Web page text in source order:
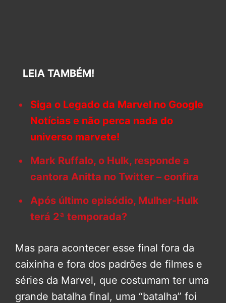
LEIA TAMBÉM!
Siga o Legado da Marvel no Google
Notícias e não perca nada do
universo marvete!
Mark Ruffalo, o Hulk, responde a
cantora Anitta no Twitter – confira
Após último episódio, Mulher-Hulk
terá 2ª temporada?
Mas para acontecer esse final fora da
caixinha e fora dos padrões de filmes e
séries da Marvel, que costumam ter uma
grande batalha final, uma “batalha” foi